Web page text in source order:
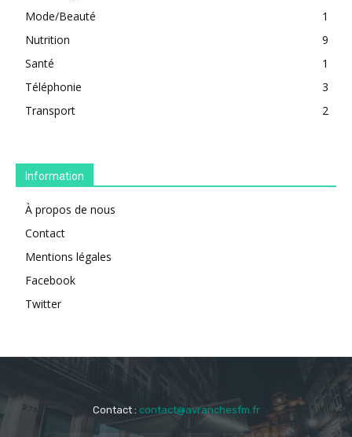
Mode/Beauté
1
Nutrition
9
Santé
1
Téléphonie
3
Transport
2
Information
À propos de nous
Contact
Mentions légales
Facebook
Twitter
Contact : contact@avranchesfm.fr